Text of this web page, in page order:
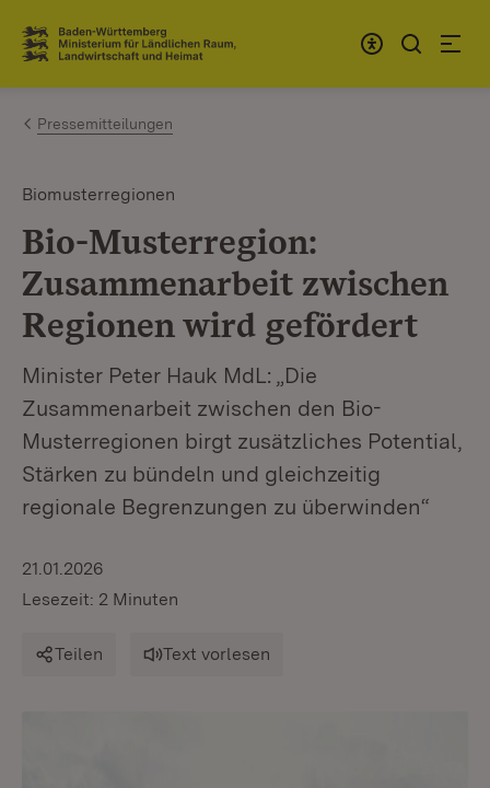
Zum Inhalt springen
Link zur Startseite
Pressemitteilungen
Biomusterregionen
Bio-Musterregion:
Zusammenarbeit zwischen
Regionen wird gefördert
Minister Peter Hauk MdL: „Die
Zusammenarbeit zwischen den Bio-
Musterregionen birgt zusätzliches Potential,
Stärken zu bündeln und gleichzeitig
regionale Begrenzungen zu überwinden“
21.01.2026
Lesezeit: 2 Minuten
Teilen Text vorlesen